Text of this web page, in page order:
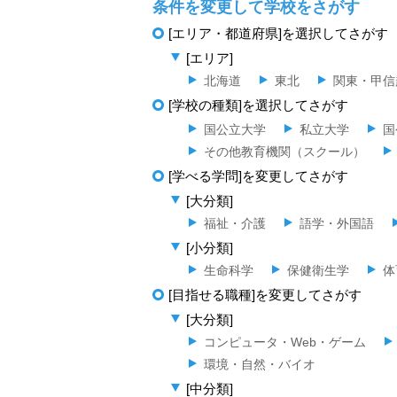
条件を変更して学校をさがす
[エリア・都道府県]を選択してさがす
[エリア]
北海道 東北 関東・甲
[学校の種類]を選択してさがす
国公立大学 私立大学
その他教育機関（スクール）
[学べる学問]を変更してさがす
[大分類]
福祉・介護 語学・外国語
[小分類]
生命科学 保健衛生学
[目指せる職種]を変更してさがす
[大分類]
コンピュータ・Web・ゲーム
環境・自然・バイオ
[中分類]